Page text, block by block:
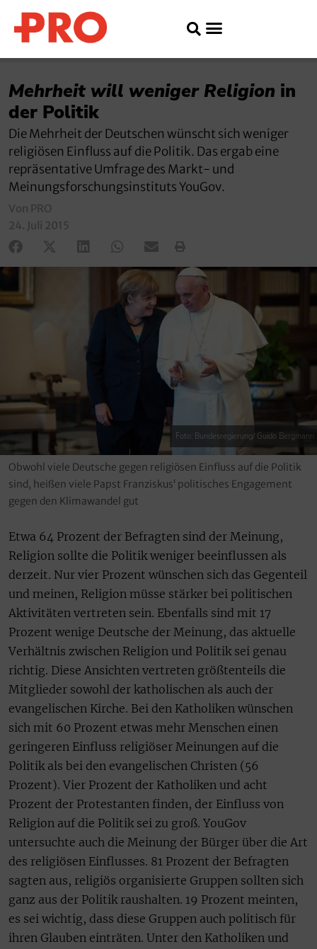
Mehrheit will weniger Religion in
der Politik
Die Mehrheit der Deutschen wünscht sich weniger
religiösen Einfluss auf die Politik. Das ergab eine
repräsentative Umfrage des Markt- und
Meinungsforschungsinstituts YouGov.
Von PRO
24. Juli 2015
Foto: Bundesregierung/ Guido Bergmann
Obwohl viele Deutsche gegen religiösen Einfluss auf die Politik
sind, heißen viele Papst Franziskus‘ politisches Engagement
gegen den Klimawandel gut
Etwa 64 Prozent der Befragten sind der Meinung,
Religion sollte die Politik weniger beeinflussen als
derzeit. Nur vier Prozent wünschen sich das Gegenteil
und meinen, Religion müsse stärker bei politischen
Aktivitäten vertreten sein. Ebenfalls sind mit 17
Prozent wenige Deutsche der Meinung, das aktuelle
Verhältnis zwischen Religion und Politik sei genau
richtig. Diese Ansichten vertreten größtenteils die
Mitglieder sowohl der katholischen als auch der
evangelischen Kirche. Bei den Katholiken wünschen
sich mit 60 Prozent etwas mehr Menschen einen
geringeren Einfluss religiöser Meinungen auf die
Politik als bei den evangelischen Christen (56
Prozent). Vier Prozent der Katholiken und acht
Prozent der Protestanten finden, der Einfluss von
Religion auf die Politik sei zu groß. YouGov
untersuchte auch die Meinung der Bürger über die Art
des religiösen Einflusses. 81 Prozent der Befragten
sagten aus, religiös organisierte Gruppen sollten sich
ganz aus der Politik raushalten. 19 Prozent meinten,
es sei wichtig, dass diese Gruppen auch politisch für
ihren Glauben einträten. Unter den Katholiken und